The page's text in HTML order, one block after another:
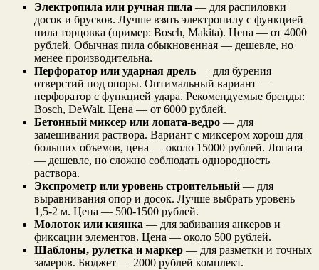
Электропила или ручная пила — для распиловки
досок и брусков. Лучше взять электропилу с функцией
пила торцовка (пример: Bosch, Makita). Цена — от 4000
рублей. Обычная пила обыкновенная — дешевле, но
менее производительна.
Перфоратор или ударная дрель — для бурения
отверстий под опоры. Оптимальный вариант —
перфоратор с функцией удара. Рекомендуемые бренды:
Bosch, DeWalt. Цена — от 6000 рублей.
Бетонный миксер или лопата-ведро — для
замешивания раствора. Вариант с миксером хорош для
больших объемов, цена — около 15000 рублей. Лопата
— дешевле, но сложно соблюдать однородность
раствора.
Экспрометр или уровень строительный — для
выравнивания опор и досок. Лучше выбрать уровень
1,5-2 м. Цена — 500-1500 рублей.
Молоток или киянка — для забивания анкеров и
фиксации элементов. Цена — около 500 рублей.
Шаблоны, рулетка и маркер — для разметки и точных
замеров. Бюджет — 2000 рублей комплект.